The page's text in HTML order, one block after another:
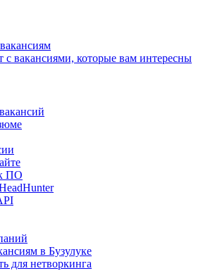
с вакансиями, которые вам интересны
ПО
в Бузулуке
для нетворкинга